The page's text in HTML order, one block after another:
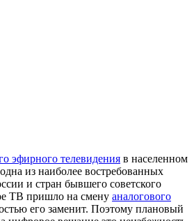
эфирного телевидения в населенном
из наиболее востребованных
и стран бывшего советского
ТВ пришло на смену аналогового
его заменит. Поэтому плановый